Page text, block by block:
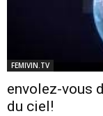
FEMIVIN.TV
envolez-vous
du ciel!